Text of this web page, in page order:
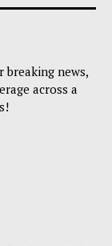
breaking news,
across a